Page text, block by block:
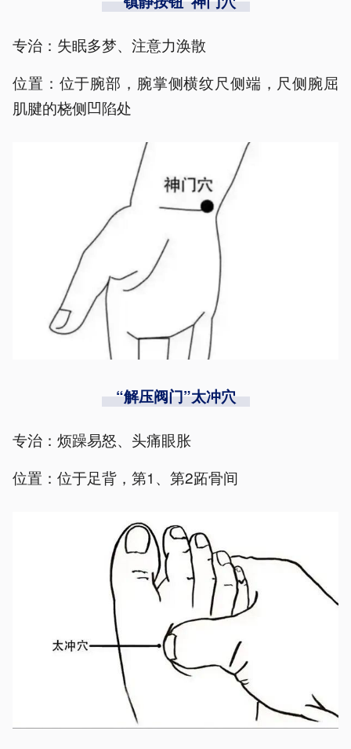
专治：失眠多梦、注意力涣散
位置：位于腕部，腕掌侧横纹尺侧端，尺侧腕屈
肌腱的桡侧凹陷处
“解压阀门”太冲穴
专治：烦躁易怒、头痛眼胀
位置：位于足背，第1、第2跖骨间